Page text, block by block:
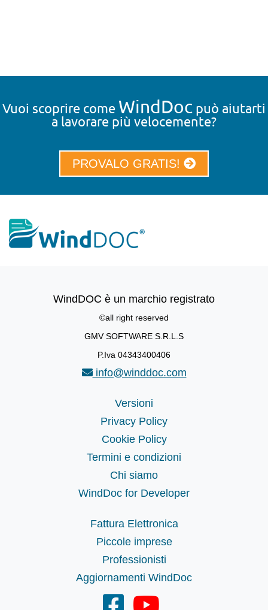
Vuoi scoprire come WindDoc può aiutarti
a lavorare più velocemente?
PROVALO GRATIS!
WindDOC è un marchio registrato
©all right reserved
GMV SOFTWARE S.R.L.S
P.Iva 04343400406
info@winddoc.com
Versioni
Privacy Policy
Cookie Policy
Termini e condizioni
Chi siamo
WindDoc for Developer
Fattura Elettronica
Piccole imprese
Professionisti
Aggiornamenti WindDoc